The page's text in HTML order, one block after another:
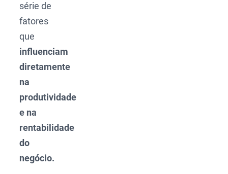
série de
fatores
que
influenciam
diretamente
na
produtividade
e na
rentabilidade
do
negócio.